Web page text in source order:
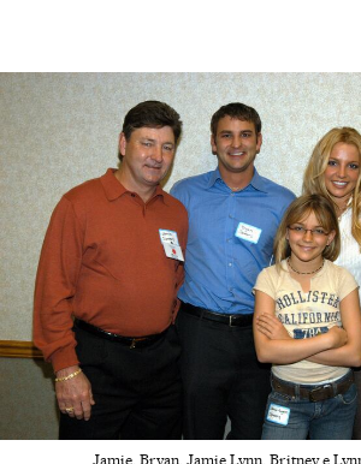
Jamie, Bryan, Jamie Lynn, Britney e